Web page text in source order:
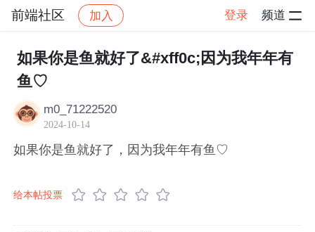
前端社区 加入 登录 频道
社区 前端社区 感慨 帖子详情
如果你是鱼就好了&#xff0c;因为我年年有
鱼♡
m0_71222520
2024-10-14
如果你是鱼就好了，因为我年年有鱼♡
给本帖投票